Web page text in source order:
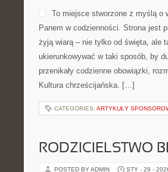
To miejsce stworzone z myślą o
Panem w codzienności. Strona jest
żyją wiarą – nie tylko od święta, ale
ukierunkowywać w taki sposób, by
przenikały codzienne obowiązki,
Kultura chrześcijańska. […]
CATEGORIES: ARTYKUŁY
RODZICIELSTWO
POSTED BY ADMIN STY - 29 -